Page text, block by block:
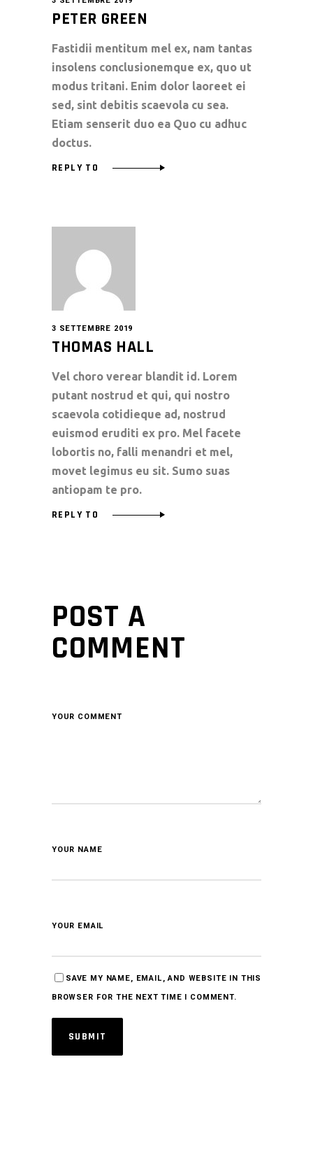
PETER GREEN
Fastidii mentitum mel ex, nam tantas
insolens conclusionemque ex, quo ut
modus tritani. Enim dolor laoreet ei
sed, sint debitis scaevola cu sea.
Etiam senserit duo ea Quo cu adhuc
doctus.
REPLY TO
3 SETTEMBRE 2019
THOMAS HALL
Vel choro verear blandit id. Lorem
putant nostrud et qui, qui nostro
scaevola cotidieque ad, nostrud
euismod eruditi ex pro. Mel facete
lobortis no, falli menandri et mel,
movet legimus eu sit. Sumo suas
antiopam te pro.
REPLY TO
POST A
COMMENT
YOUR COMMENT
YOUR NAME
YOUR EMAIL
SAVE MY NAME, EMAIL, AND WEBSITE IN THIS
BROWSER FOR THE NEXT TIME I COMMENT.
SUBMIT